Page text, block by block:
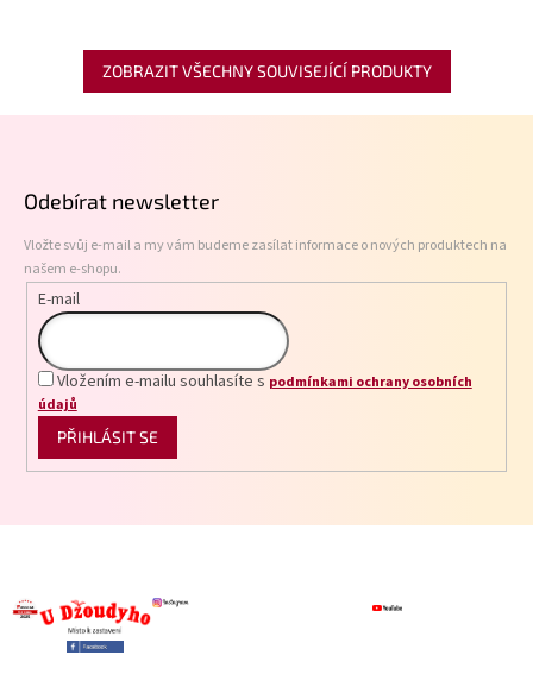
ZOBRAZIT VŠECHNY SOUVISEJÍCÍ PRODUKTY
Odebírat newsletter
Vložte svůj e-mail a my vám budeme zasílat informace o nových produktech na
našem e-shopu.
E-mail
Vložením e-mailu souhlasíte s podmínkami ochrany osobních
údajů
PŘIHLÁSIT SE